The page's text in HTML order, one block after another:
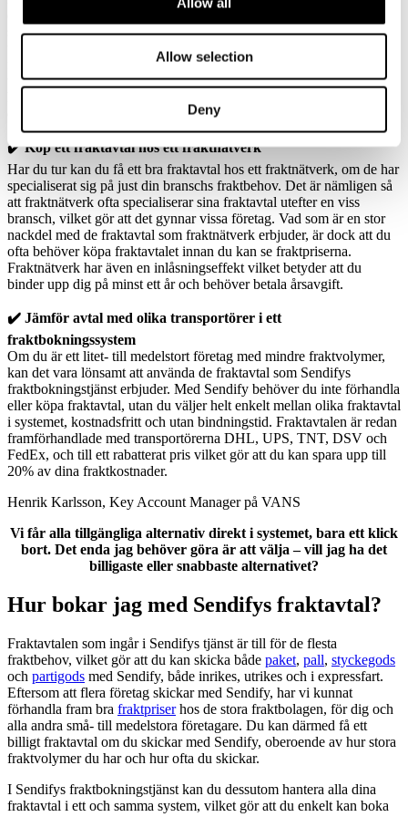
Allow selection
Deny
sändningar är det mindre lönsamt att teckna ett fraktavtal med en
transportör. Det här då du kan behöva betala onödigt mycket för din
frakt om du inte har tillräckligt stora fraktvolymer eller inte skickar
tillräckligt ofta. Tecknar du ett avtal med en transportör får du inte
ett system där du kan jämföra fraktpriser mellan olika transportörer.
✔️ Köp ett fraktavtal hos ett fraktnätverk
Har du tur kan du få ett bra fraktavtal hos ett fraktnätverk, om de har
specialiserat sig på just din branschs fraktbehov. Det är nämligen så
att fraktnätverk ofta specialiserar sina fraktavtal utefter en viss
bransch, vilket gör att det gynnar vissa företag. Vad som är en stor
nackdel med de fraktavtal som fraktnätverk erbjuder, är dock att du
ofta behöver köpa fraktavtalet innan du kan se fraktpriserna.
Fraktnätverk har även en inlåsningseffekt vilket betyder att du
binder upp dig på minst ett år och behöver betala årsavgift.
✔️ Jämför avtal med olika transportörer i ett
fraktbokningssystem
Om du är ett litet- till medelstort företag med mindre fraktvolymer,
kan det vara lönsamt att använda de fraktavtal som Sendifys
fraktbokningstjänst erbjuder. Med Sendify behöver du inte förhandla
eller köpa fraktavtal, utan du väljer helt enkelt mellan olika fraktavtal
i systemet, kostnadsfritt och utan bindningstid. Fraktavtalen är redan
framförhandlade med transportörerna DHL, UPS, TNT, DSV och
FedEx, och till ett rabatterat pris vilket gör att du kan spara upp till
20% av dina fraktkostnader.
Henrik Karlsson, Key Account Manager på VANS
Vi får alla tillgängliga alternativ direkt i systemet, bara ett klick
bort. Det enda jag behöver göra är att välja – vill jag ha det
billigaste eller snabbaste alternativet?
Hur bokar jag med Sendifys fraktavtal?
Fraktavtalen som ingår i Sendifys tjänst är till för de flesta
fraktbehov, vilket gör att du kan skicka både paket, pall, styckegods
och partigods med Sendify, både inrikes, utrikes och i expressfart.
Eftersom att flera företag skickar med Sendify, har vi kunnat
förhandla fram bra fraktpriserhos de stora fraktbolagen, för dig och
alla andra små- till medelstora företagare. Du kan därmed få ett
billigt fraktavtal om du skickar med Sendify, oberoende av hur stora
fraktvolymer du har och hur ofta du skickar.
I Sendifys fraktbokningstjänst kan du dessutom hantera alla dina
fraktavtal i ett och samma system, vilket gör att du enkelt kan boka